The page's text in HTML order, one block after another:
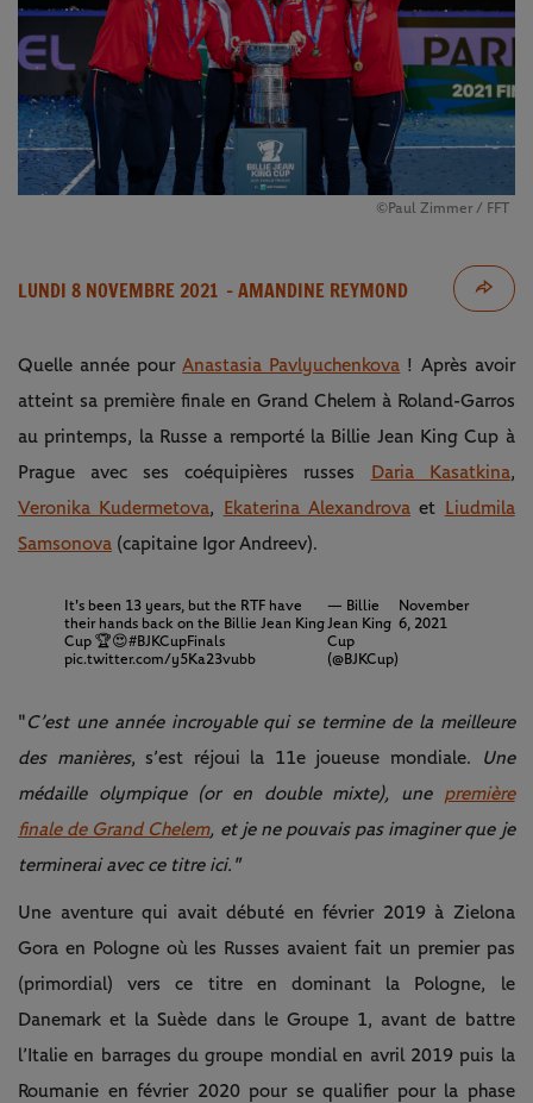
©Paul Zimmer / FFT
LUNDI 8 NOVEMBRE 2021 - AMANDINE REYMOND
Quelle année pourAnastasia Pavlyuchenkova ! Après avoir
atteint sa première finale en Grand Chelem à Roland-Garros
au printemps, la Russe a remporté la Billie Jean King Cup à
Prague avec ses coéquipières russes
Daria Kasatkina,
Veronika Kudermetova, Ekaterina Alexandrovaet
Liudmila
Samsonova (capitaine Igor Andreev).
It's been 13 years, but the RTF have
their hands back on the Billie Jean King
Cup 🏆😍#BJKCupFinals
pic.twitter.com/y5Ka23vubb
— Billie
Jean King
Cup
(@BJKCup)
November
6, 2021
"C’est une année incroyable qui se termine de la meilleure
des manières, s’est réjoui la 11e joueuse mondiale.
Une
médaille olympique (or en double mixte), une première
finale de Grand Chelem, et je ne pouvais pas imaginer que je
terminerai avec ce titre ici."
Une aventure qui avait débuté en février 2019 à Zielona
Gora en Pologne où les Russes avaient fait un premier pas
(primordial) vers ce titre en dominant la Pologne, le
Danemark et la Suède dans le Groupe 1, avant de battre
l’Italie en barrages du groupe mondial en avril 2019 puis la
Roumanie en février 2020 pour se qualifier pour la phase